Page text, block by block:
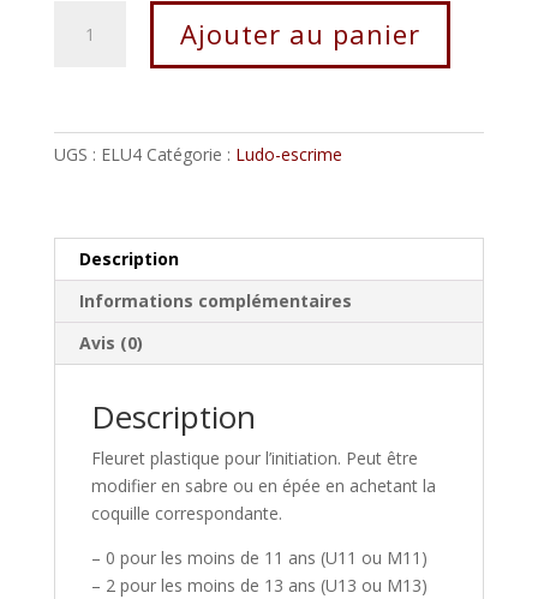
Ajouter au panier
UGS : ELU4 Catégorie : Ludo-escrime
Description
Informations complémentaires
Avis (0)
Description
Fleuret plastique pour l’initiation. Peut être
modifier en sabre ou en épée en achetant la
coquille correspondante.
– 0 pour les moins de 11 ans (U11 ou M11)
– 2 pour les moins de 13 ans (U13 ou M13)